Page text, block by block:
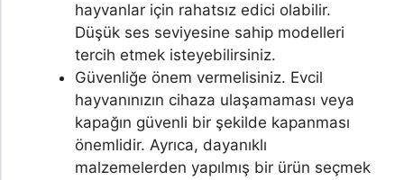
hayvanlar için rahatsız edici olabilir.
Düşük ses seviyesine sahip modelleri
tercih etmek isteyebilirsiniz.
Güvenliğe önem vermelisiniz. Evcil
hayvanınızın cihaza ulaşamaması veya
kapağın güvenli bir şekilde kapanması
önemlidir. Ayrıca, dayanıklı
malzemelerden yapılmış bir ürün seçmek